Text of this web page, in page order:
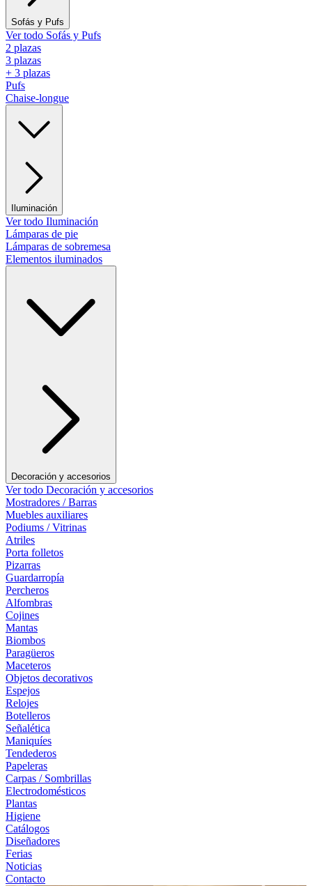
Sofás y Pufs
Ver todo Sofás y Pufs
2 plazas
3 plazas
+ 3 plazas
Pufs
Chaise-longue
Iluminación
Ver todo Iluminación
Lámparas de pie
Lámparas de sobremesa
Elementos iluminados
Decoración y accesorios
Ver todo Decoración y accesorios
Mostradores / Barras
Muebles auxiliares
Podiums / Vitrinas
Atriles
Porta folletos
Pizarras
Guardarropía
Percheros
Alfombras
Cojines
Mantas
Biombos
Paragüeros
Maceteros
Objetos decorativos
Espejos
Relojes
Botelleros
Señalética
Maniquíes
Tendederos
Papeleras
Carpas / Sombrillas
Electrodomésticos
Plantas
Higiene
Catálogos
Diseñadores
Ferias
Noticias
Contacto